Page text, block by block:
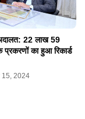
22 लाख 59
का हुआ रिकार्ड
15, 2024